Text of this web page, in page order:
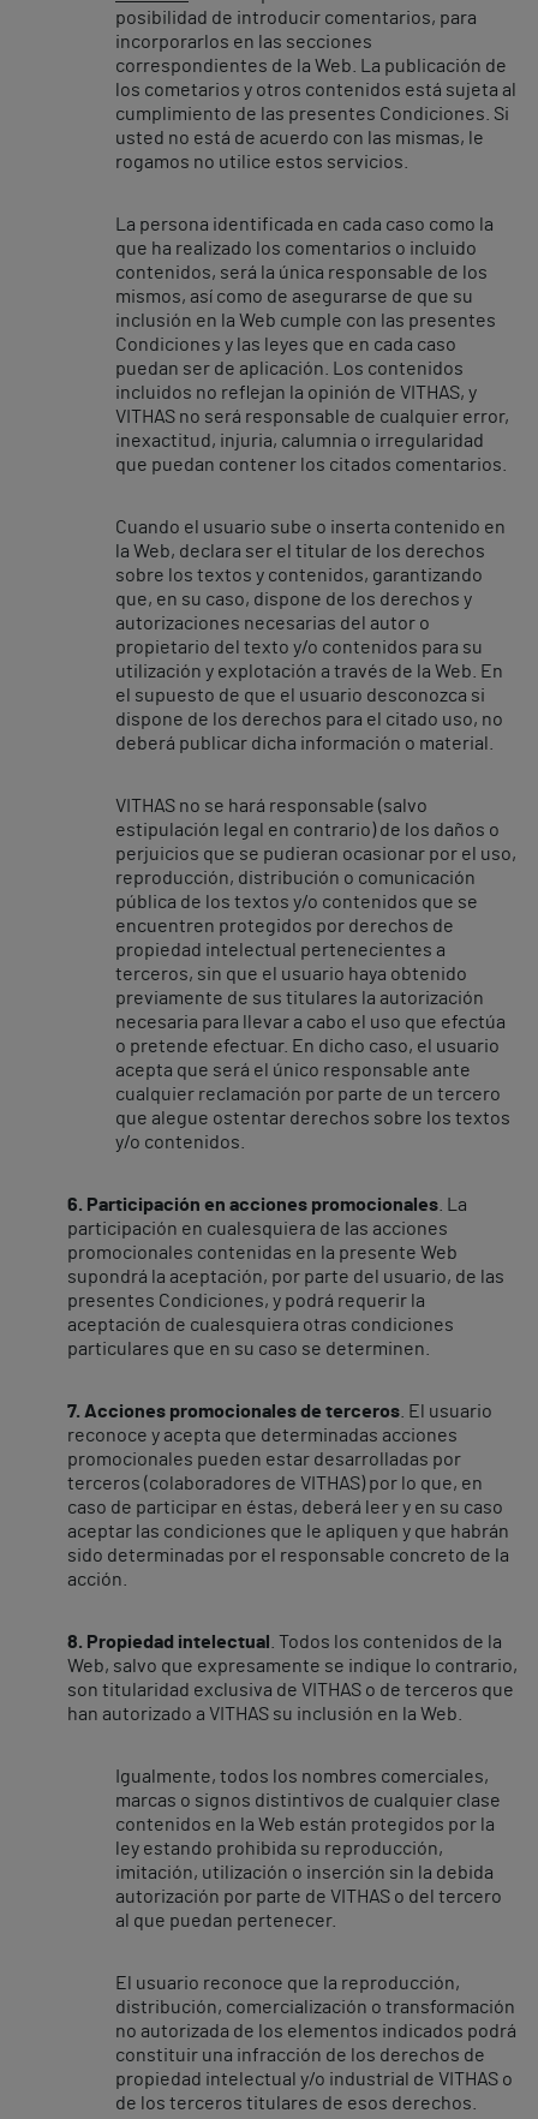
posibilidad de introducir comentarios, para
incorporarlos en las secciones
correspondientes de la Web. La publicación de
los cometarios y otros contenidos está sujeta al
cumplimiento de las presentes Condiciones. Si
usted no está de acuerdo con las mismas, le
rogamos no utilice estos servicios.
La persona identificada en cada caso como la
que ha realizado los comentarios o incluido
contenidos, será la única responsable de los
mismos, así como de asegurarse de que su
inclusión en la Web cumple con las presentes
Condiciones y las leyes que en cada caso
puedan ser de aplicación. Los contenidos
incluidos no reflejan la opinión de VITHAS, y
VITHAS no será responsable de cualquier error,
inexactitud, injuria, calumnia o irregularidad
que puedan contener los citados comentarios.
Cuando el usuario sube o inserta contenido en
la Web, declara ser el titular de los derechos
sobre los textos y contenidos, garantizando
que, en su caso, dispone de los derechos y
autorizaciones necesarias del autor o
propietario del texto y/o contenidos para su
utilización y explotación a través de la Web. En
el supuesto de que el usuario desconozca si
dispone de los derechos para el citado uso, no
deberá publicar dicha información o material.
VITHAS no se hará responsable (salvo
estipulación legal en contrario) de los daños o
perjuicios que se pudieran ocasionar por el uso,
reproducción, distribución o comunicación
pública de los textos y/o contenidos que se
encuentren protegidos por derechos de
propiedad intelectual pertenecientes a
terceros, sin que el usuario haya obtenido
previamente de sus titulares la autorización
necesaria para llevar a cabo el uso que efectúa
o pretende efectuar. En dicho caso, el usuario
acepta que será el único responsable ante
cualquier reclamación por parte de un tercero
que alegue ostentar derechos sobre los textos
y/o contenidos.​
6. Participación en acciones promocionales . La
participación en cualesquiera de las acciones
promocionales contenidas en la presente Web
supondrá la aceptación, por parte del usuario, de las
presentes Condiciones, y podrá requerir la
aceptación de cualesquiera otras condiciones
particulares que en su caso se determinen.
7. Acciones promocionales de terceros . El usuario
reconoce y acepta que determinadas acciones
promocionales pueden estar desarrolladas por
terceros (colaboradores de VITHAS) por lo que, en
caso de participar en éstas, deberá leer y en su caso
aceptar las condiciones que le apliquen y que habrán
sido determinadas por el responsable concreto de la
acción.
8. Propiedad intelectual
. Todos los contenidos de la
Web, salvo que expresamente se indique lo contrario,
son titularidad exclusiva de VITHAS o de terceros que
han autorizado a VITHAS su inclusión en la Web.
Igualmente, todos los nombres comerciales,
marcas o signos distintivos de cualquier clase
contenidos en la Web están protegidos por la
ley estando prohibida su reproducción,
imitación, utilización o inserción sin la debida
autorización por parte de VITHAS o del tercero
al que puedan pertenecer.
El usuario reconoce que la reproducción,
distribución, comercialización o transformación
no autorizada de los elementos indicados podrá
constituir una infracción de los derechos de
propiedad intelectual y/o industrial de VITHAS o
de los terceros titulares de esos derechos.